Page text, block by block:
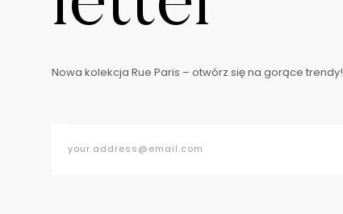
Nowa kolekcja Rue Paris – otwórz się na gorące trendy!